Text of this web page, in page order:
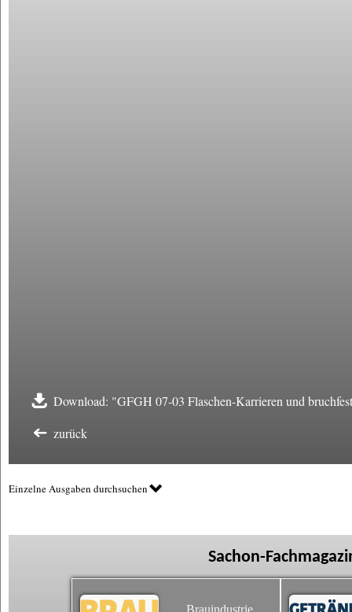
Download: "GFGH 07-03 Flaschen-Karrieren und
zurück
Einzelne Ausgaben durchsuchen
Sachon-
Brauindustrie